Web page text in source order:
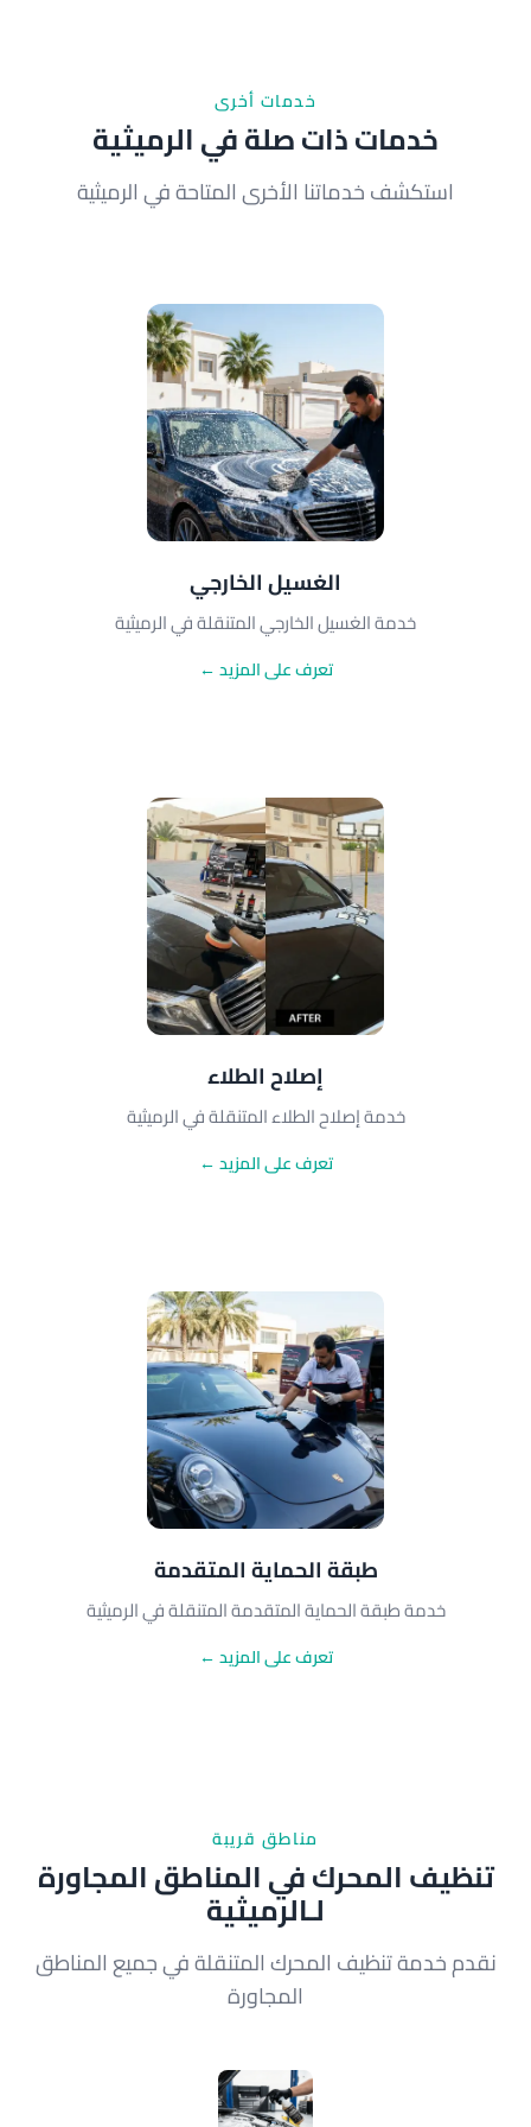
خدمات أخرى
خدمات ذات صلة في الرميثية
استكشف خدماتنا الأخرى المتاحة في الرميثية
الغسيل الخارجي
خدمة الغسيل الخارجي المتنقلة في الرميثية
تعرف على المزيد ←
إصلاح الطلاء
خدمة إصلاح الطلاء المتنقلة في الرميثية
تعرف على المزيد ←
طبقة الحماية المتقدمة
خدمة طبقة الحماية المتقدمة المتنقلة في الرميثية
تعرف على المزيد ←
مناطق قريبة
تنظيف المحرك في المناطق المجاورة
لـالرميثية
نقدم خدمة تنظيف المحرك المتنقلة في جميع المناطق
المجاورة